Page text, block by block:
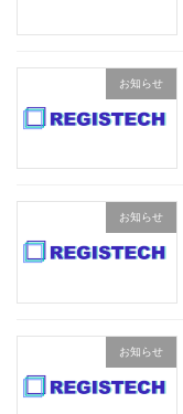
お知らせ
お知らせ
お知らせ